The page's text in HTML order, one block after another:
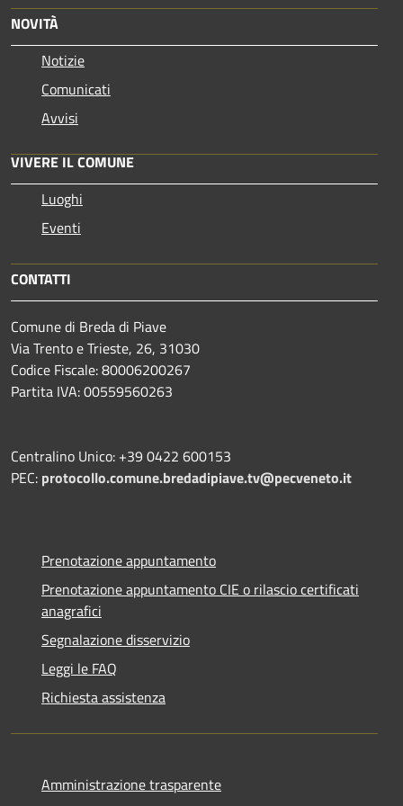
NOVITÀ
Notizie
Comunicati
Avvisi
VIVERE IL COMUNE
Luoghi
Eventi
CONTATTI
Comune di Breda di Piave
Via Trento e Trieste, 26, 31030
Codice Fiscale: 80006200267
Partita IVA: 00559560263
Centralino Unico: +39 0422 600153
PEC: protocollo.comune.bredadipiave.tv@pecveneto.it
Prenotazione appuntamento
Prenotazione appuntamento CIE o rilascio certificati
anagrafici
Segnalazione disservizio
Leggi le FAQ
Richiesta assistenza
Amministrazione trasparente